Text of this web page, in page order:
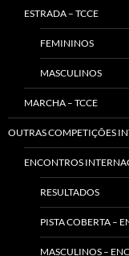
ESTRADA – TCCE
FEMININOS
MASCULINOS
MARCHA – TCCE
OUTRAS COMPETIÇÕES
ENCONTROS
RESULTADOS
PISTA COBERTA –
MASCULINOS –